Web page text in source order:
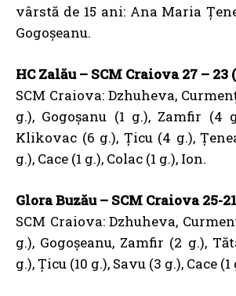
vârstă de 15 ani: Ana Maria
Gogoșeanu.
HC Zalău – SCM Craiova 27 – 23
SCM Craiova: Dzhuheva,
g.), Gogoşanu (1 g.), Zamfir (4
Klikovac (6 g.), Ţicu (4 g.),
g.), Cace (1 g.), Colac (1 g.), Ion.
Glora Buzău – SCM Craiova 25-
SCM Craiova: Dzhuheva,
g.), Gogoşeanu, Zamfir (2 g.),
g.), Ţicu (10 g.), Savu (3 g.), Cace